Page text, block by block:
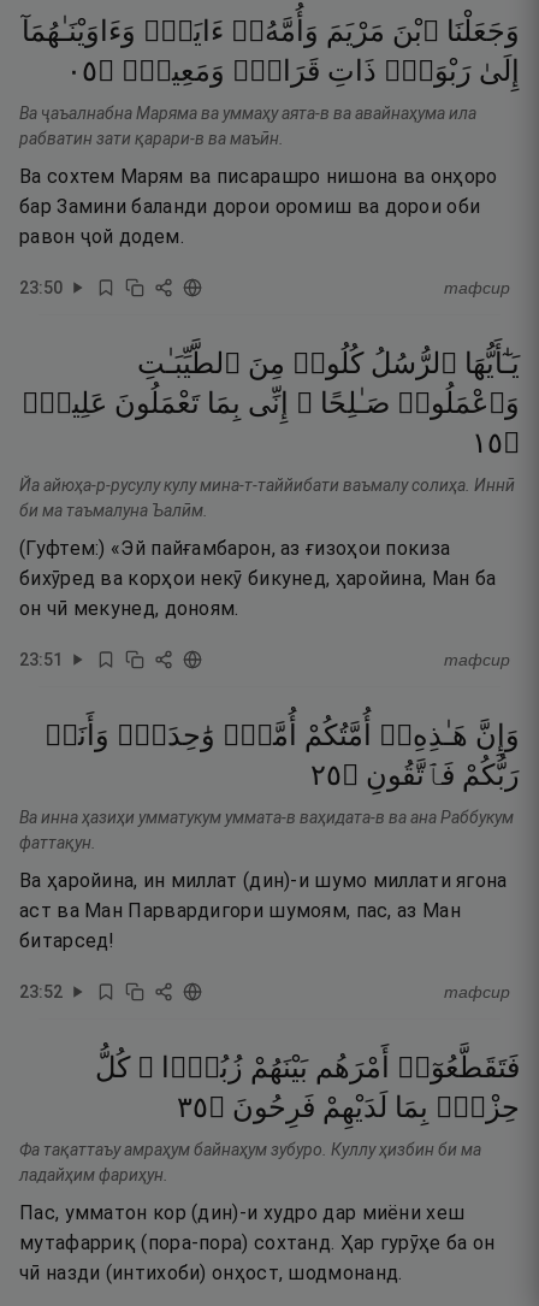
وَجَعَلْنَا ٱبْنَ مَرْيَمَ وَأُمَّهُۥٓ ءَايَةًۭ وَءَاوَيْنَـٰهُمَآ
إِلَىٰ رَبْوَةٍۢ ذَاتِ قَرَارٍۢ وَمَعِينٍۢ ۝٥٠
Ва ҷаъалнабна Маряма ва уммаҳу аята-в ва авайнаҳума ила
рабватин зати қарари-в ва маъӣн.
Ва сохтем Марям ва писарашро нишона ва онҳоро
бар Замини баланди дорои оромиш ва дорои оби
равон ҷой додем.
23:50 тафсир
يَـٰٓأَيُّهَا ٱلرُّسُلُ كُلُوا۟ مِنَ ٱلطَّيِّبَـٰتِ
وَٱعْمَلُوا۟ صَـٰلِحًا ۖ إِنِّى بِمَا تَعْمَلُونَ عَلِيمٌۭ
۝٥١
Йа айюҳа-р-русулу кулу мина-т-таййибати ваъмалу солиҳа. Иннӣ
би ма таъмалуна Ъалӣм.
(Гуфтем:) «Эй пайғамбарон, аз ғизоҳои покиза
бихӯред ва корҳои некӯ бикунед, ҳаройина, Ман ба
он чӣ мекунед, доноям.
23:51 тафсир
وَإِنَّ هَـٰذِهِۦٓ أُمَّتُكُمْ أُمَّةًۭ وَٰحِدَةًۭ وَأَنَا۠
رَبُّكُمْ فَٱتَّقُونِ ۝٥٢
Ва инна ҳазиҳи умматукум уммата-в ваҳидата-в ва ана Раббукум
фаттақун.
Ва ҳаройина, ин миллат (дин)-и шумо миллати ягона
аст ва Ман Парвардигори шумоям, пас, аз Ман
битарсед!
23:52 тафсир
فَتَقَطَّعُوٓا۟ أَمْرَهُم بَيْنَهُمْ زُبُرًۭا ۖ كُلُّ
حِزْبٍۭ بِمَا لَدَيْهِمْ فَرِحُونَ ۝٥٣
Фа тақаттаъу амраҳум байнаҳум зубуро. Куллу ҳизбин би ма
ладайҳим фариҳун.
Пас, умматон кор (дин)-и худро дар миёни хеш
мутафарриқ (пора-пора) сохтанд. Ҳар гурӯҳе ба он
чӣ назди (интихоби) онҳост, шодмонанд.